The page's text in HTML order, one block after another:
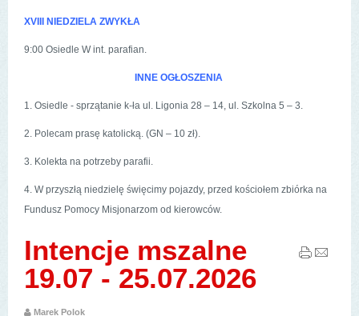
XVIII NIEDZIELA ZWYKŁA
9:00 Osiedle W int. parafian.
INNE OGŁOSZENIA
1. Osiedle - sprzątanie k-ła ul. Ligonia 28 – 14, ul. Szkolna 5 – 3.
2. Polecam prasę katolicką. (GN – 10 zł).
3. Kolekta na potrzeby parafii.
4. W przyszłą niedzielę święcimy pojazdy, przed kościołem zbiórka na
Fundusz Pomocy Misjonarzom od kierowców.
Intencje mszalne
19.07 - 25.07.2026
Marek Polok